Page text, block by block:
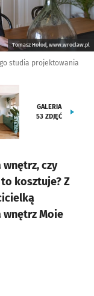
Tomasz Hołod, www.wroclaw.pl
studia projektowania
GALERIA
53 ZDJĘĆ
czy
kosztuje? Z
Moie